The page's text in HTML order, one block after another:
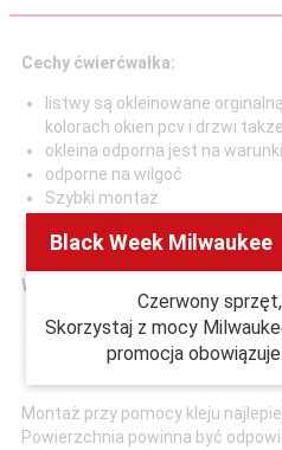
Cechy ćwierćwałka:
listwy są okleinowane
kolorach okien pcv i drzwi
okleina odporna jest na
odporne na wilgoć
Szybki montaż
Nie zawiera ołowiu
Wymiary:
długość: 2,45m
Rozmiar trójkąta wpisanego:
Montaż przy pomocy kleju
Powierzchnia powinna być
Black Week Milwaukee
Czerwony
Skorzystaj z mocy
promocja